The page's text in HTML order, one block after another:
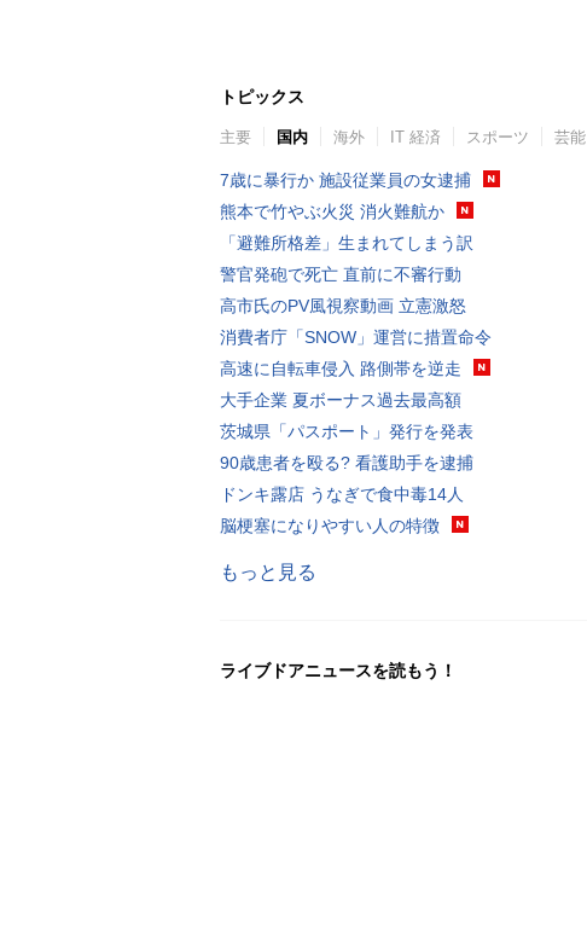
トピックス
主要 国内 海外 IT 経済 スポーツ 芸能
7歳に暴行か 施設従業員の女逮捕
熊本で竹やぶ火災 消火難航か
「避難所格差」生まれてしまう訳
警官発砲で死亡 直前に不審行動
高市氏のPV風視察動画 立憲激怒
消費者庁「SNOW」運営に措置命令
高速に自転車侵入 路側帯を逆走
大手企業 夏ボーナス過去最高額
茨城県「パスポート」発行を発表
90歳患者を殴る? 看護助手を逮捕
ドンキ露店 うなぎで食中毒14人
脳梗塞になりやすい人の特徴
もっと見る
ライブドアニュースを読もう！